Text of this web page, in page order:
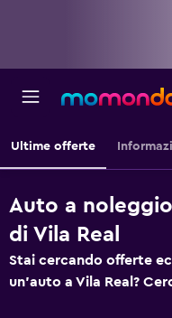
Ultime offerte
Auto a
di Vila Real
Stai cercando offerte
un'auto a Vila Real?